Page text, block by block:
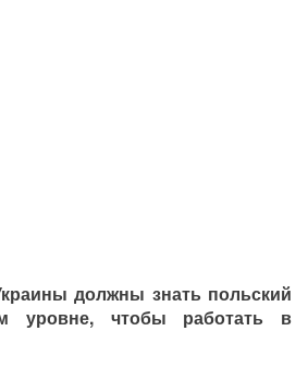
должны знать польский
уровне, чтобы работать в